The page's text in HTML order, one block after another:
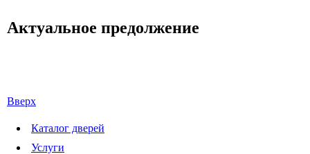
Актуальное предолжение
Вверх
Каталог дверей
Услуги